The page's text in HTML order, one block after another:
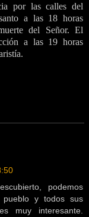
por las calles del
a las 18 horas
del Señor. El
a las 19 horas
podemos
pueblo y todos sus
muy interesante.